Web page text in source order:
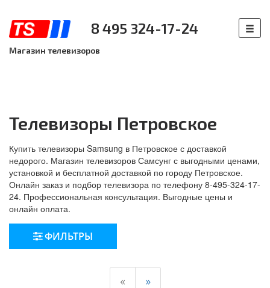
8 495 324-17-24
Магазин телевизоров
Телевизоры Петровское
Купить телевизоры Samsung в Петровское с доставкой
недорого. Магазин телевизоров Самсунг с выгодными ценами,
установкой и бесплатной доставкой по городу Петровское.
Онлайн заказ и подбор телевизора по телефону 8-495-324-17-
24. Профессиональная консультация. Выгодные цены и
онлайн оплата.
ФИЛЬТРЫ
« »